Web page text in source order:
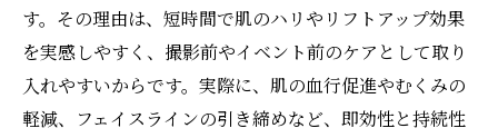
す。その理由は、短時間で肌のハリやリフトアップ効果
を実感しやすく、撮影前やイベント前のケアとして取り
入れやすいからです。実際に、肌の血行促進やむくみの
軽減、フェイスラインの引き締めなど、即効性と持続性